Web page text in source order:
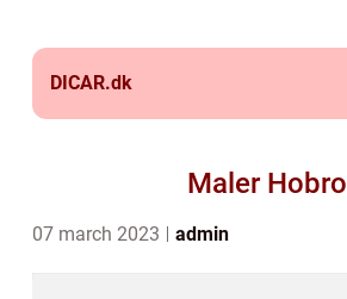
DICAR.dk
Maler Hobro
07 march 2023 admin